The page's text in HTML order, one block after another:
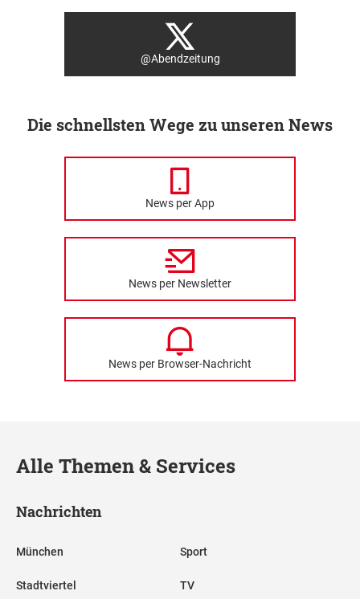
@Abendzeitung
Die schnellsten Wege zu unseren News
News per App
News per Newsletter
News per Browser-Nachricht
Alle Themen & Services
Nachrichten
München
Stadtviertel
Sport
TV